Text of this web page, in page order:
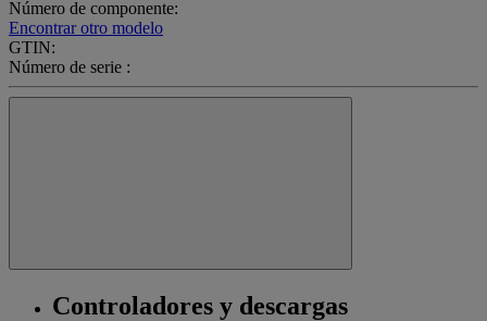
Número de componente:
Encontrar otro modelo
GTIN:
Número de serie :
Controladores y descargas